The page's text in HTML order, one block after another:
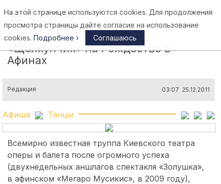
Афины
«Щелкунчик» на Рождество в
Афинах
Редакция 03:07 25.12.2011
Афиша Танцы
Всемирно известная труппа Киевского театра
оперы и балета после огромного успеха
(двухнедельных аншлагов спектакля «Золушка»,
в афинском «Мегаро Мусикис», в 2009 году),
На этой странице используются cookies. Для продолжения
просмотра страницы дайте согласие на использование
cookies. Подробнее › Соглашаюсь